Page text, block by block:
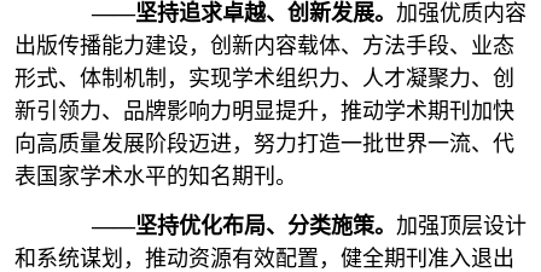
——坚持追求卓越、创新发展。 加强优质内容
出版传播能力建设，创新内容载体、方法手段、业态
形式、体制机制，实现学术组织力、人才凝聚力、创
新引领力、品牌影响力明显提升，推动学术期刊加快
向高质量发展阶段迈进，努力打造一批世界一流、代
表国家学术水平的知名期刊。
——坚持优化布局、分类施策。 加强顶层设计
和系统谋划，推动资源有效配置，健全期刊准入退出